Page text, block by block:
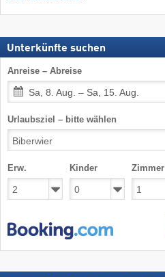
Unterkünfte suchen
Anreise – Abreise
Sa, 8. Aug. – Sa, 15. Aug.
Urlaubsziel – bitte wählen
Erw. Kinder Zimmer